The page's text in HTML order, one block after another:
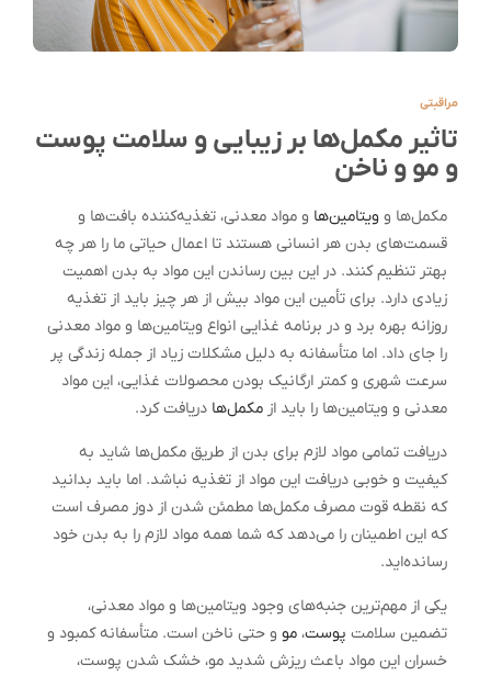
مراقبتی
تاثیر مکمل‌ها بر زیبایی و سلامت پوست
و مو و ناخن
مکمل‌ها و ویتامین‌ها و مواد معدنی، تغذیه‌کننده بافت‌ها و
قسمت‌های بدن هر انسانی هستند تا اعمال حیاتی ما را هر چه
بهتر تنظیم کنند. در این بین رساندن این مواد به بدن اهمیت
زیادی دارد. برای تأمین این مواد بیش از هر چیز باید از تغذیه
روزانه بهره برد و در برنامه غذایی انواع ویتامین‌ها و مواد معدنی
را جای داد. اما متأسفانه به دلیل مشکلات زیاد از جمله زندگی پر
سرعت شهری و کمتر ارگانیک بودن محصولات غذایی، این مواد
معدنی و ویتامین‌ها را باید از مکمل‌ها دریافت کرد.
دریافت تمامی مواد لازم برای بدن از طریق مکمل‌ها شاید به
کیفیت و خوبی دریافت این مواد از تغذیه نباشد. اما باید بدانید
که نقطه قوت مصرف مکمل‌ها مطمئن شدن از دوز مصرف است
که این اطمینان را می‌دهد که شما همه مواد لازم را به بدن خود
رسانده‌اید.
یکی از مهم‌ترین جنبه‌های وجود ویتامین‌ها و مواد معدنی،
تضمین سلامت پوست، مو و حتی ناخن است. متأسفانه کمبود و
خسران این مواد باعث ریزش شدید مو، خشک شدن پوست،